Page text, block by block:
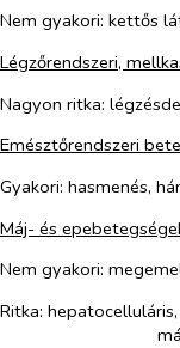
Nem gyakori: kettős
Légzőrendszeri,
Nagyon ritka:
Emésztőrendszeri
Gyakori: hasmenés,
Máj- és
Nem gyakori:
Ritka: